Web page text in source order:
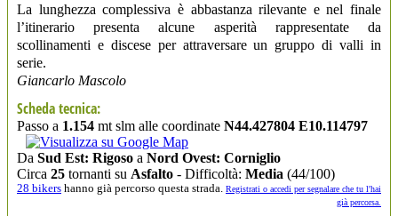
La lunghezza complessiva è abbastanza rilevante e nel finale
l’itinerario presenta alcune asperità rappresentate da
scollinamenti e discese per attraversare un gruppo di valli in
serie.
Giancarlo Mascolo
Scheda tecnica:
Passo a 1.154 mt slm alle coordinate N44.427804 E10.114797
Da Sud Est: Rigoso a Nord Ovest: Corniglio
Circa 25 tornanti su Asfalto - Difficoltà: Media (44/100)
28 bikers hanno già percorso questa strada. Registrati o accedi per segnalare che tu l'hai
già percorsa.